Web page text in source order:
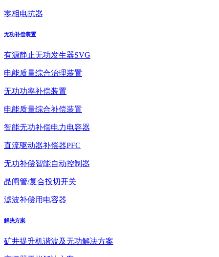
零相电抗器
无功补偿装置
有源静止无功发生器SVG
电能质量综合治理装置
无功功率补偿装置
电能质量综合补偿装置
智能无功补偿电力电容器
直流驱动器补偿器PFC
无功补偿智能自动控制器
晶闸管/复合投切开关
滤波补偿用电容器
解决方案
矿井提升机谐波及无功解决方案